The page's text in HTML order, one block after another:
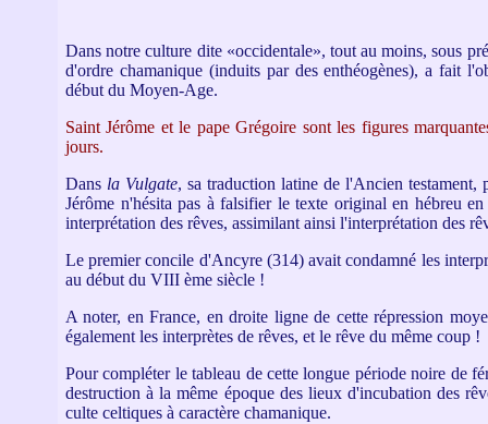
Dans notre culture dite «occidentale», tout au moins, sous
d'ordre chamanique (induits par des enthéogènes), a fait
début du Moyen-Age.
Saint Jérôme et le pape Grégoire sont les figures
jours.
Dans la Vulgate, sa traduction latine de l'Ancien
Jérôme n'hésita pas à falsifier le texte original en hébreu
interprétation des rêves, assimilant ainsi l'interprétation des
Le premier concile d'Ancyre (314) avait condamné les
au début du VIII ème siècle !
A noter, en France, en droite ligne de cette répression
également les interprètes de rêves, et le rêve du même coup !
Pour compléter le tableau de cette longue période noire de
destruction à la même époque des lieux d'incubation des
culte celtiques à caractère chamanique.